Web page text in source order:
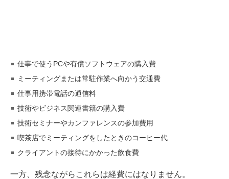
仕事で使うPCや有償ソフトウェアの購入費
ミーティングまたは常駐作業へ向かう交通費
仕事用携帯電話の通信料
技術やビジネス関連書籍の購入費
技術セミナーやカンファレンスの参加費用
喫茶店でミーティングをしたときのコーヒー代
クライアントの接待にかかった飲食費
一方、残念ながらこれらは経費にはなりません。